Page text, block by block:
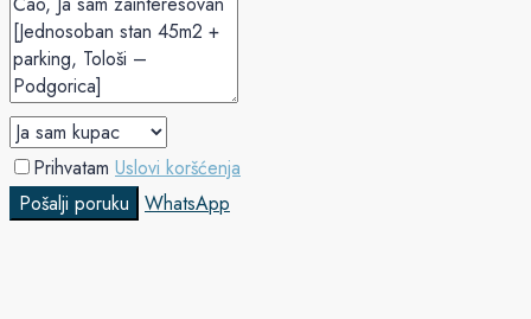
Prihvatam Uslovi koršćenja
Pošalji poruku
WhatsApp